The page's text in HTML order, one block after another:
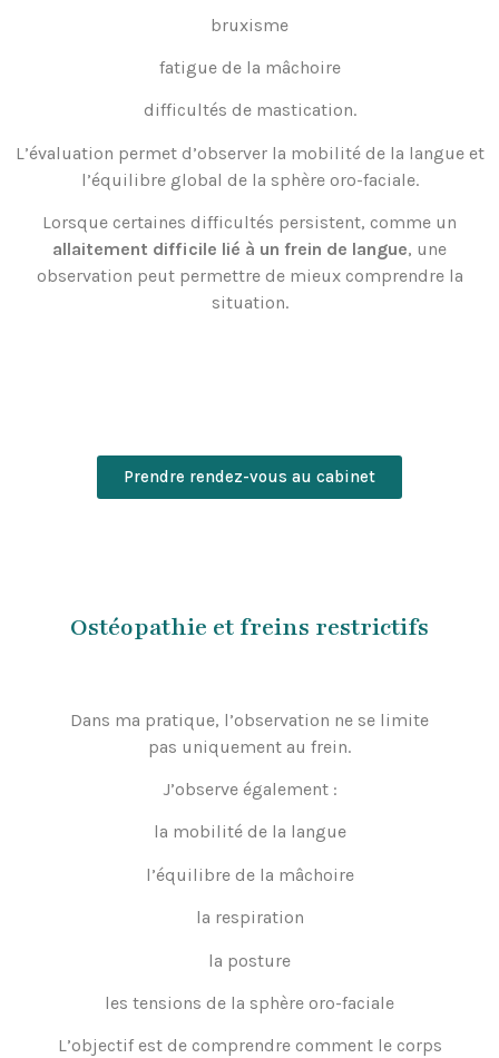
bruxisme
fatigue de la mâchoire
difficultés de mastication.
L’évaluation permet d’observer la mobilité de la langue et
l’équilibre global de la sphère oro-faciale.
Lorsque certaines difficultés persistent, comme un
allaitement difficile lié à un frein de langue, une
observation peut permettre de mieux comprendre la
situation.
Prendre rendez-vous au cabinet
Ostéopathie et freins restrictifs
Dans ma pratique, l’observation ne se limite
pas uniquement au frein.
J’observe également :
la mobilité de la langue
l’équilibre de la mâchoire
la respiration
la posture
les tensions de la sphère oro-faciale
L’objectif est de comprendre comment le corps